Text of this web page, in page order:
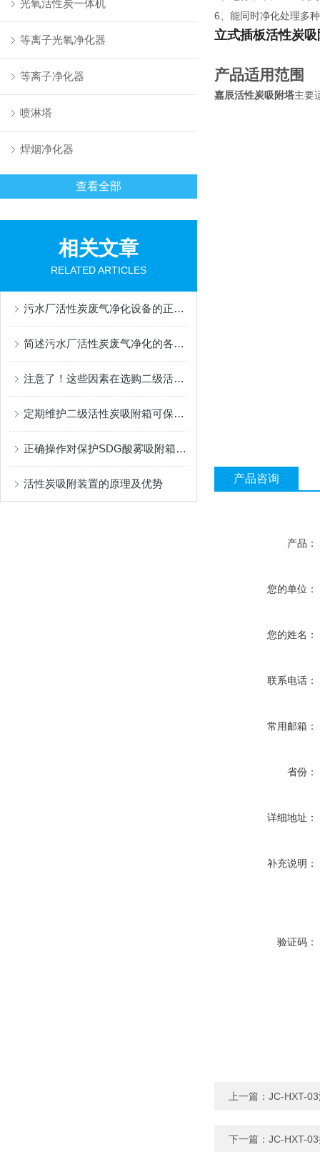
光氧活性炭一体机
等离子光氧净化器
等离子净化器
喷淋塔
焊烟净化器
查看全部
相关文章
RELATED ARTICLES
污水厂活性炭废气净化设备的正确使用方法分享
简述污水厂活性炭废气净化的各组成部件功能特点
注意了！这些因素在选购二级活性炭吸附箱时要重点考虑
定期维护二级活性炭吸附箱可保护您享受清新健康的空气环境
正确操作对保护SDG酸雾吸附箱环境和人类健康至关重要
活性炭吸附装置的原理及优势
6、能同时净化处理多
立式插板活性炭吸
产品适用范围
嘉辰活性炭吸附塔主要
产品咨询
产品：
您的单位：
您的姓名：
联系电话：
常用邮箱：
省份：
详细地址：
补充说明：
验证码：
上一篇： JC-HXT-
下一篇： JC-HXT-